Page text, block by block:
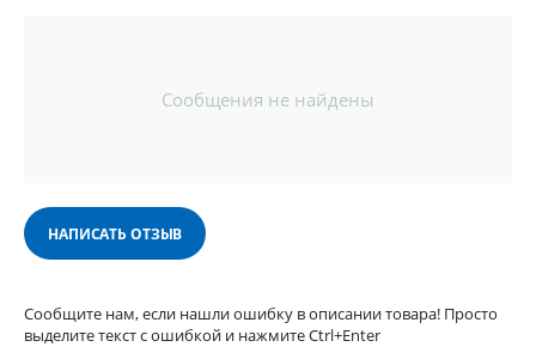
Сообщения не найдены
НАПИСАТЬ ОТЗЫВ
Сообщите нам, если нашли ошибку в описании товара! Просто
выделите текст с ошибкой и нажмите Ctrl+Enter